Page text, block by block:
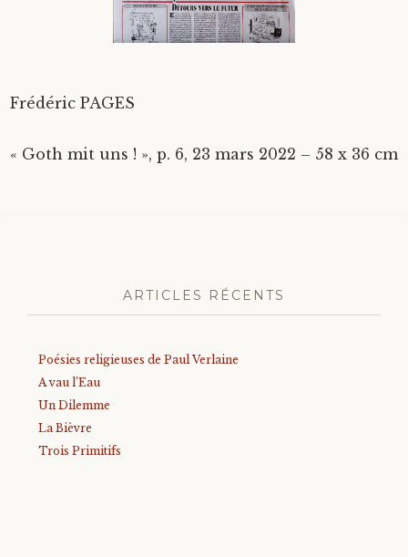
Frédéric PAGES
« Goth mit uns ! », p. 6, 23 mars 2022 – 58 x 36 cm
ARTICLES RÉCENTS
Poésies religieuses de Paul Verlaine
A vau l’Eau
Un Dilemme
La Bièvre
Trois Primitifs